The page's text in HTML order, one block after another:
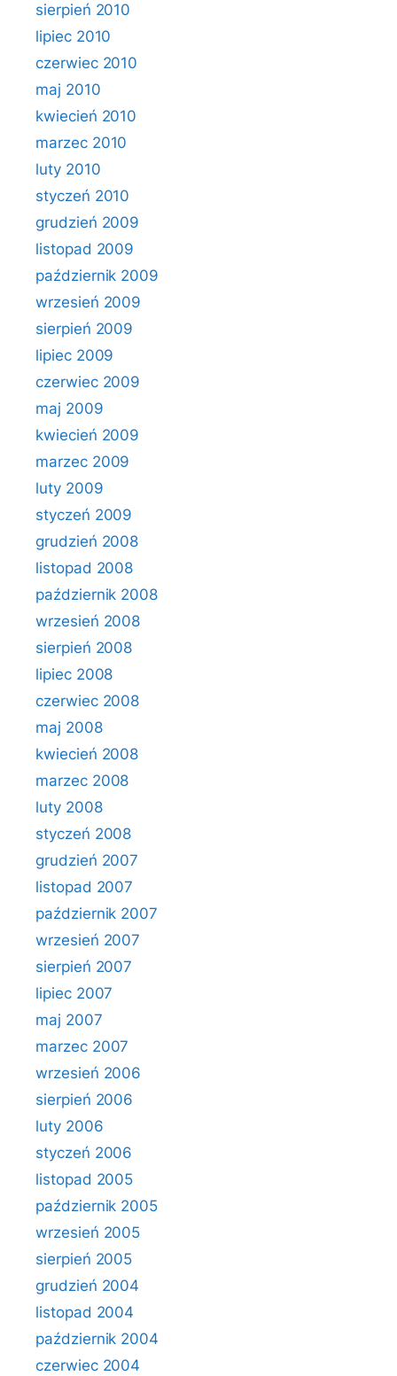
sierpień 2010
lipiec 2010
czerwiec 2010
maj 2010
kwiecień 2010
marzec 2010
luty 2010
styczeń 2010
grudzień 2009
listopad 2009
październik 2009
wrzesień 2009
sierpień 2009
lipiec 2009
czerwiec 2009
maj 2009
kwiecień 2009
marzec 2009
luty 2009
styczeń 2009
grudzień 2008
listopad 2008
październik 2008
wrzesień 2008
sierpień 2008
lipiec 2008
czerwiec 2008
maj 2008
kwiecień 2008
marzec 2008
luty 2008
styczeń 2008
grudzień 2007
listopad 2007
październik 2007
wrzesień 2007
sierpień 2007
lipiec 2007
maj 2007
marzec 2007
wrzesień 2006
sierpień 2006
luty 2006
styczeń 2006
listopad 2005
październik 2005
wrzesień 2005
sierpień 2005
grudzień 2004
listopad 2004
październik 2004
czerwiec 2004